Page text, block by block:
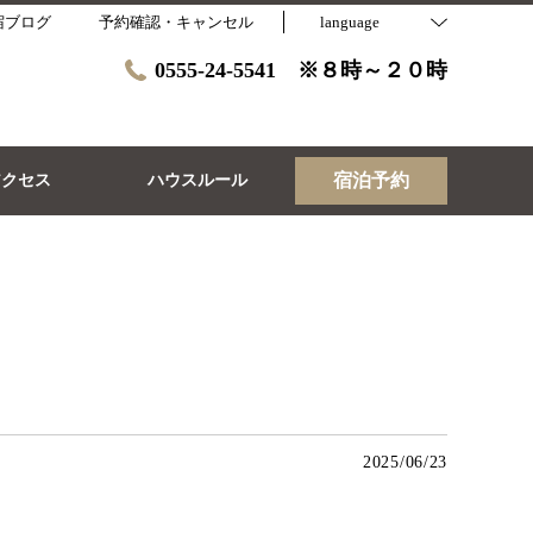
ブログ 予約確認・キャンセル language
0555-24-5541 ※８時～２０時
セス ハウスルール 宿泊予約
2025/06/23